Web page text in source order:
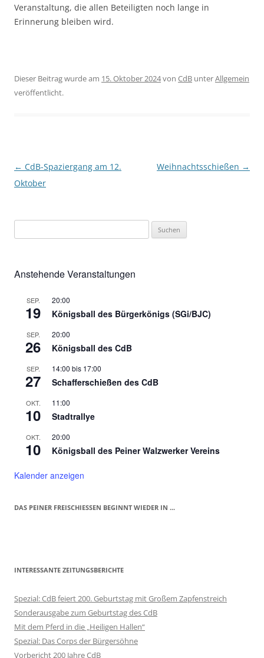
Veranstaltung, die allen Beteiligten noch lange in
Erinnerung bleiben wird.
Dieser Beitrag wurde am 15. Oktober 2024von CdB unterAllgemein
veröffentlicht.
Beitragsnavigation
← CdB-Spaziergang am 12.
Oktober
Weihnachtsschießen →
nach:
Anstehende Veranstaltungen
SEP.
19
20:00
Königsball des Bürgerkönigs (SGi/BJC)
SEP.
26
20:00
Königsball des CdB
SEP.
27
14:00 bis 17:00
Schafferschießen des CdB
OKT.
10
11:00
Stadtrallye
OKT.
10
20:00
Königsball des Peiner Walzwerker Vereins
Kalender anzeigen
DAS PEINER FREISCHIESSEN BEGINNT WIEDER IN ...
INTERESSANTE ZEITUNGSBERICHTE
Spezial: CdB feiert 200. Geburtstag mit Großem Zapfenstreich
Sonderausgabe zum Geburtstag des CdB
Mit dem Pferd in die „Heiligen Hallen“
Spezial: Das Corps der Bürgersöhne
Vorbericht 200 Jahre CdB